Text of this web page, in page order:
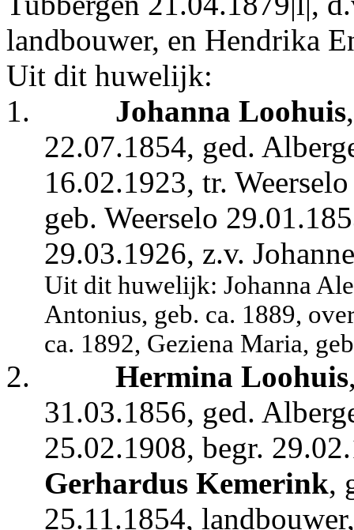
landbouwer, en Hendrika
Uit dit huwelijk:
1.
Johanna Loohuis
22.07.1854, ged.
16.02.1923, tr.
geb. Weerselo
29.03.1926, z.v.
Uit dit huwelijk: Johanna
Antonius, geb. ca. 1889,
ca. 1892, Geziena Maria,
2. Hermina Loohuis
31.03.1856, ged.
25.02.1908, begr.
Gerhardus Kemerink,
25.11.1854,